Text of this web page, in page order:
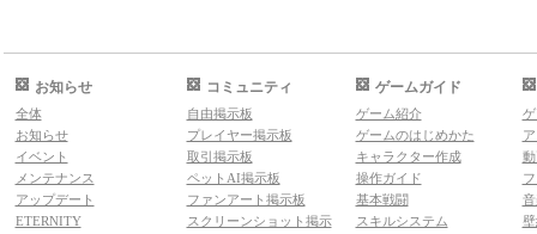
お知らせ
全体
お知らせ
イベント
メンテナンス
アップデート
ETERNITY
コミュニティ
自由掲示板
プレイヤー掲示板
取引掲示板
ペットAI掲示板
ファンアート掲示板
スクリーンショット掲示
ゲームガイド
ゲーム紹介
ゲームのはじめかた
キャラクター作成
操作ガイド
基本戦闘
スキルシステム